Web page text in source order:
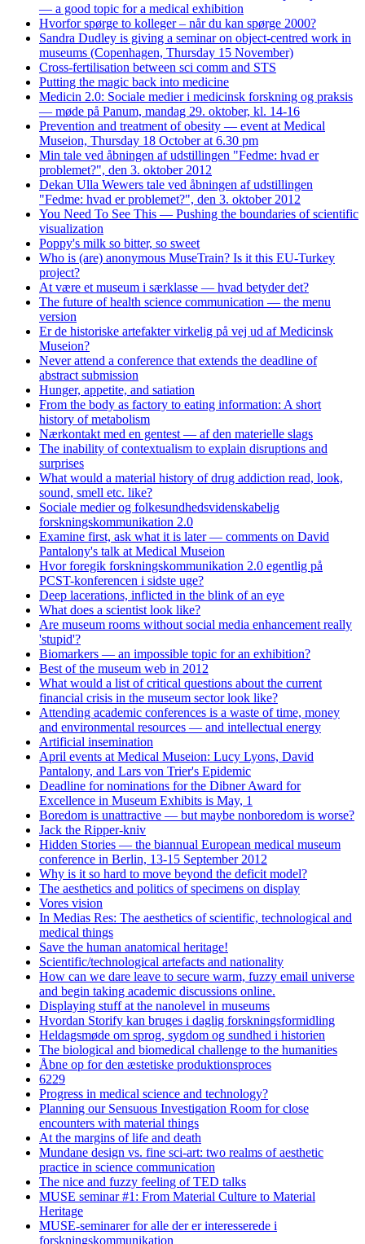
— a good topic for a medical exhibition
Hvorfor spørge to kolleger – når du kan spørge 2000?
Sandra Dudley is giving a seminar on object-centred work in
museums (Copenhagen, Thursday 15 November)
Cross-fertilisation between sci comm and STS
Putting the magic back into medicine
Medicin 2.0: Sociale medier i medicinsk forskning og praksis
— møde på Panum, mandag 29. oktober, kl. 14-16
Prevention and treatment of obesity — event at Medical
Museion, Thursday 18 October at 6.30 pm
Min tale ved åbningen af udstillingen "Fedme: hvad er
problemet?", den 3. oktober 2012
Dekan Ulla Wewers tale ved åbningen af udstillingen
"Fedme: hvad er problemet?", den 3. oktober 2012
You Need To See This — Pushing the boundaries of scientific
visualization
Poppy's milk so bitter, so sweet
Who is (are) anonymous MuseTrain? Is it this EU-Turkey
project?
At være et museum i særklasse — hvad betyder det?
The future of health science communication — the menu
version
Er de historiske artefakter virkelig på vej ud af Medicinsk
Museion?
Never attend a conference that extends the deadline of
abstract submission
Hunger, appetite, and satiation
From the body as factory to eating information: A short
history of metabolism
Nærkontakt med en gentest — af den materielle slags
The inability of contextualism to explain disruptions and
surprises
What would a material history of drug addiction read, look,
sound, smell etc. like?
Sociale medier og folkesundhedsvidenskabelig
forskningskommunikation 2.0
Examine first, ask what it is later — comments on David
Pantalony's talk at Medical Museion
Hvor foregik forskningskommunikation 2.0 egentlig på
PCST-konferencen i sidste uge?
Deep lacerations, inflicted in the blink of an eye
What does a scientist look like?
Are museum rooms without social media enhancement really
'stupid'?
Biomarkers — an impossible topic for an exhibition?
Best of the museum web in 2012
What would a list of critical questions about the current
financial crisis in the museum sector look like?
Attending academic conferences is a waste of time, money
and environmental resources — and intellectual energy
Artificial insemination
April events at Medical Museion: Lucy Lyons, David
Pantalony, and Lars von Trier's Epidemic
Deadline for nominations for the Dibner Award for
Excellence in Museum Exhibits is May, 1
Boredom is unattractive — but maybe nonboredom is worse?
Jack the Ripper-kniv
Hidden Stories — the biannual European medical museum
conference in Berlin, 13-15 September 2012
Why is it so hard to move beyond the deficit model?
The aesthetics and politics of specimens on display
Vores vision
In Medias Res: The aesthetics of scientific, technological and
medical things
Save the human anatomical heritage!
Scientific/technological artefacts and nationality
How can we dare leave to secure warm, fuzzy email universe
and begin taking academic discussions online.
Displaying stuff at the nanolevel in museums
Hvordan Storify kan bruges i daglig forskningsformidling
Heldagsmøde om sprog, sygdom og sundhed i historien
The biological and biomedical challenge to the humanities
Åbne op for den æstetiske produktionsproces
6229
Progress in medical science and technology?
Planning our Sensuous Investigation Room for close
encounters with material things
At the margins of life and death
Mundane design vs. fine sci-art: two realms of aesthetic
practice in science communication
The nice and fuzzy feeling of TED talks
MUSE seminar #1: From Material Culture to Material
Heritage
MUSE-seminarer for alle der er interesserede i
forskningskommunikation